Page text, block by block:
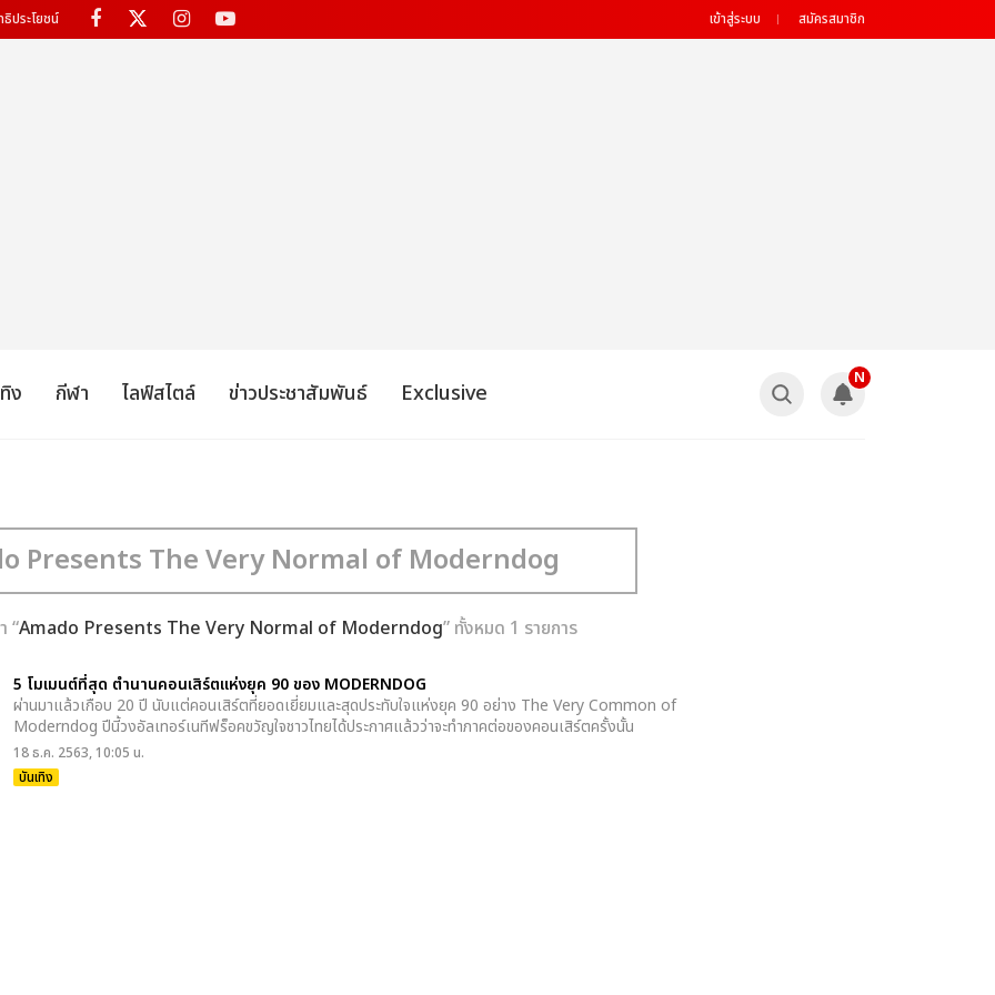
ประโยชน์ เข้าสู่ระบบ สมัครสมาชิก
ง กีฬา ไลฟ์สไตล์ ข่าวประชาสัมพันธ์ Exclusive
N
“Amado Presents The Very Normal of Moderndog” ทั้งหมด 1 รายการ
5 โมเมนต์ที่สุด ตำนานคอนเสิร์ตแห่งยุค 90 ของ MODERNDOG
ผ่านมาแล้วเกือบ 20 ปี นับแต่คอนเสิร์ตที่ยอดเยี่ยมและสุดประทับใจแห่งยุค 90 อย่าง The Very Common of
Moderndog ปีนี้วงอัลเทอร์เนทีฟร็อคขวัญใจชาวไทยได้ประกาศแล้วว่าจะทำภาคต่อของคอนเสิร์ตครั้งนั้น
18 ธ.ค. 2563, 10:05 น.
บันเทิง